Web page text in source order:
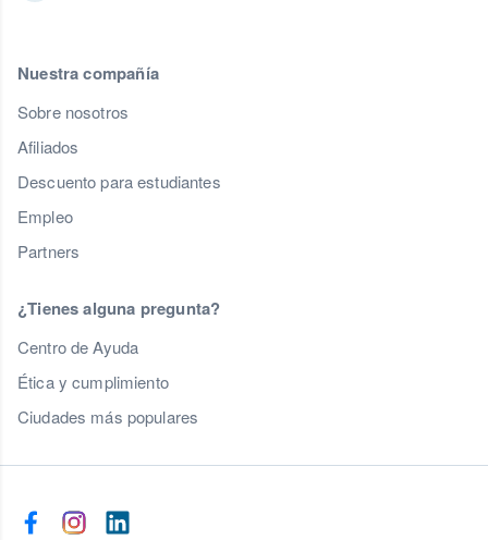
Nuestra compañía
Sobre nosotros
Afiliados
Descuento para estudiantes
Empleo
Partners
¿Tienes alguna pregunta?
Centro de Ayuda
Ética y cumplimiento
Ciudades más populares